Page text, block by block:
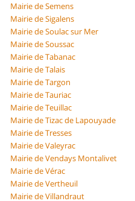
Mairie de Semens
Mairie de Sigalens
Mairie de Soulac sur Mer
Mairie de Soussac
Mairie de Tabanac
Mairie de Talais
Mairie de Targon
Mairie de Tauriac
Mairie de Teuillac
Mairie de Tizac de Lapouyade
Mairie de Tresses
Mairie de Valeyrac
Mairie de Vendays Montalivet
Mairie de Vérac
Mairie de Vertheuil
Mairie de Villandraut